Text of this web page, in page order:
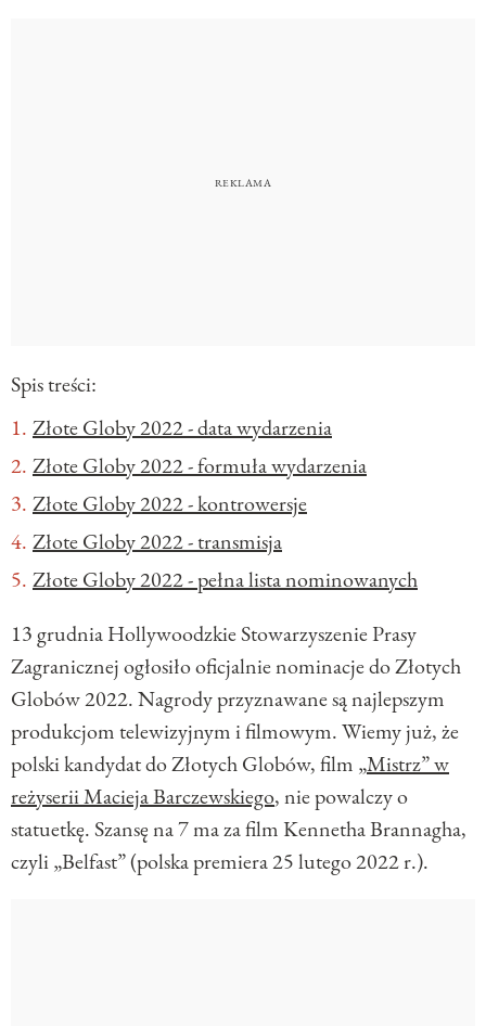
Spis treści:
Złote Globy 2022 - data wydarzenia
Złote Globy 2022 - formuła wydarzenia
Złote Globy 2022 - kontrowersje
Złote Globy 2022 - transmisja
Złote Globy 2022 - pełna lista nominowanych
13 grudnia Hollywoodzkie Stowarzyszenie Prasy
Zagranicznej ogłosiło oficjalnie nominacje do Złotych
Globów 2022. Nagrody przyznawane są najlepszym
produkcjom telewizyjnym i filmowym. Wiemy już, że
polski kandydat do Złotych Globów, film „Mistrz” w
reżyserii Macieja Barczewskiego, nie powalczy o
statuetkę. Szansę na 7 ma za film Kennetha Brannagha,
czyli „Belfast” (polska premiera 25 lutego 2022 r.).